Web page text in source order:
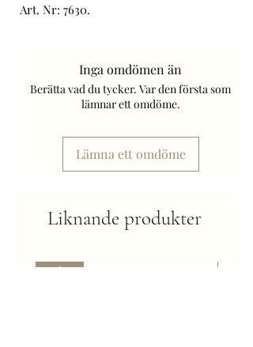
Art. Nr: 7630.
Inga omdömen än
Berätta vad du tycker. Var den första som
lämnar ett omdöme.
Lämna ett omdöme
Liknande produkter
Nyhet